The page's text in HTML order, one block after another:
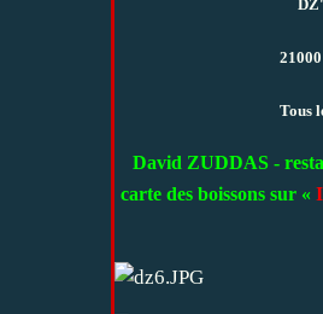
Tous
David ZUDDAS -
carte des boissons sur «